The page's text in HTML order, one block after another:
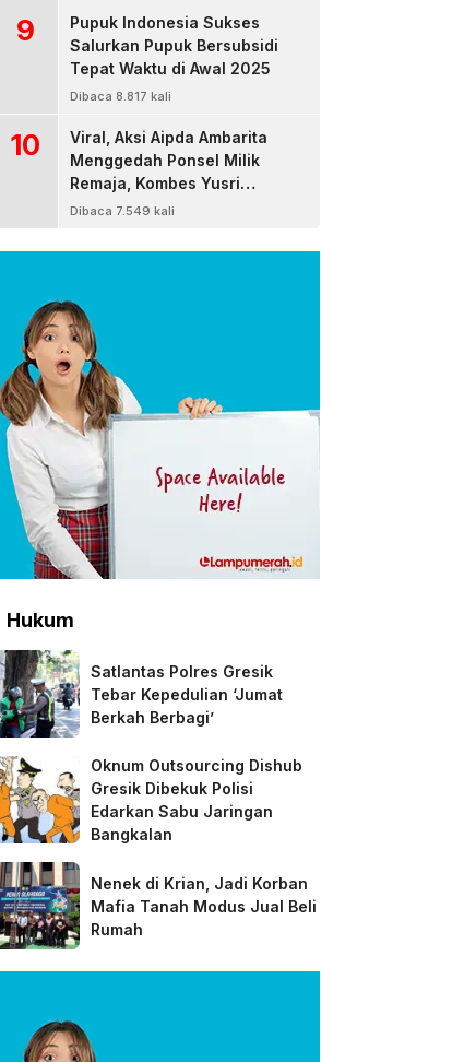
9
Pupuk Indonesia Sukses
Salurkan Pupuk Bersubsidi
Tepat Waktu di Awal 2025
Dibaca 8.817 kali
10
Viral, Aksi Aipda Ambarita
Menggedah Ponsel Milik
Remaja, Kombes Yusri
Bereaksi
Dibaca 7.549 kali
Hukum
Satlantas Polres Gresik
Tebar Kepedulian ‘Jumat
Berkah Berbagi’
Oknum Outsourcing Dishub
Gresik Dibekuk Polisi
Edarkan Sabu Jaringan
Bangkalan
Nenek di Krian, Jadi Korban
Mafia Tanah Modus Jual Beli
Rumah